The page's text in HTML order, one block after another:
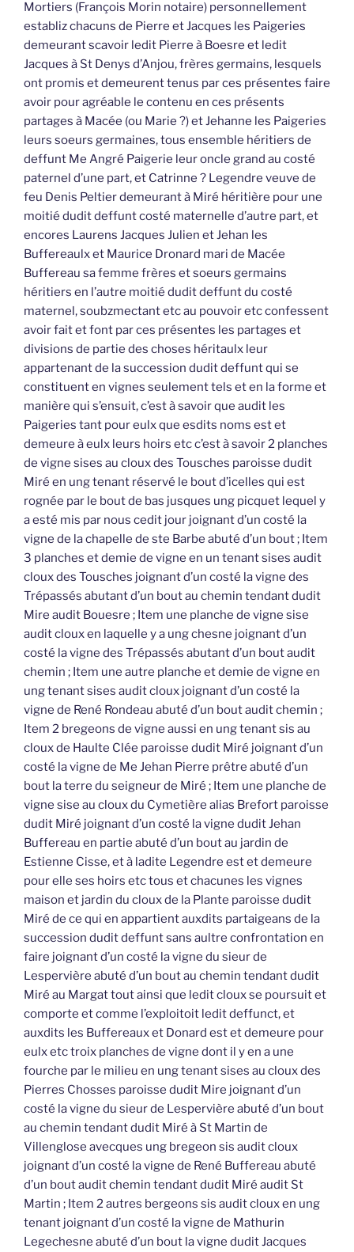
Mortiers (François Morin notaire) personnellement
establiz chacuns de Pierre et Jacques les Paigeries
demeurant scavoir ledit Pierre à Boesre et ledit
Jacques à St Denys d’Anjou, frères germains, lesquels
ont promis et demeurent tenus par ces présentes faire
avoir pour agréable le contenu en ces présents
partages à Macée (ou Marie ?) et Jehanne les Paigeries
leurs soeurs germaines, tous ensemble héritiers de
deffunt Me Angré Paigerie leur oncle grand au costé
paternel d’une part, et Catrinne ? Legendre veuve de
feu Denis Peltier demeurant à Miré héritière pour une
moitié dudit deffunt costé maternelle d’autre part, et
encores Laurens Jacques Julien et Jehan les
Buffereaulx et Maurice Dronard mari de Macée
Buffereau sa femme frères et soeurs germains
héritiers en l’autre moitié dudit deffunt du costé
maternel, soubzmectant etc au pouvoir etc confessent
avoir fait et font par ces présentes les partages et
divisions de partie des choses héritaulx leur
appartenant de la succession dudit deffunt qui se
constituent en vignes seulement tels et en la forme et
manière qui s’ensuit, c’est à savoir que audit les
Paigeries tant pour eulx que esdits noms est et
demeure à eulx leurs hoirs etc c’est à savoir 2 planches
de vigne sises au cloux des Tousches paroisse dudit
Miré en ung tenant réservé le bout d’icelles qui est
rognée par le bout de bas jusques ung picquet lequel y
a esté mis par nous cedit jour joignant d’un costé la
vigne de la chapelle de ste Barbe abuté d’un bout ; Item
3 planches et demie de vigne en un tenant sises audit
cloux des Tousches joignant d’un costé la vigne des
Trépassés abutant d’un bout au chemin tendant dudit
Mire audit Bouesre ; Item une planche de vigne sise
audit cloux en laquelle y a ung chesne joignant d’un
costé la vigne des Trépassés abutant d’un bout audit
chemin ; Item une autre planche et demie de vigne en
ung tenant sises audit cloux joignant d’un costé la
vigne de René Rondeau abuté d’un bout audit chemin ;
Item 2 bregeons de vigne aussi en ung tenant sis au
cloux de Haulte Clée paroisse dudit Miré joignant d’un
costé la vigne de Me Jehan Pierre prêtre abuté d’un
bout la terre du seigneur de Miré ; Item une planche de
vigne sise au cloux du Cymetière alias Brefort paroisse
dudit Miré joignant d’un costé la vigne dudit Jehan
Buffereau en partie abuté d’un bout au jardin de
Estienne Cisse, et à ladite Legendre est et demeure
pour elle ses hoirs etc tous et chacunes les vignes
maison et jardin du cloux de la Plante paroisse dudit
Miré de ce qui en appartient auxdits partaigeans de la
succession dudit deffunt sans aultre confrontation en
faire joignant d’un costé la vigne du sieur de
Lespervière abuté d’un bout au chemin tendant dudit
Miré au Margat tout ainsi que ledit cloux se poursuit et
comporte et comme l’exploitoit ledit deffunct, et
auxdits les Buffereaux et Donard est et demeure pour
eulx etc troix planches de vigne dont il y en a une
fourche par le milieu en ung tenant sises au cloux des
Pierres Chosses paroisse dudit Mire joignant d’un
costé la vigne du sieur de Lespervière abuté d’un bout
au chemin tendant dudit Miré à St Martin de
Villenglose avecques ung bregeon sis audit cloux
joignant d’un costé la vigne de René Buffereau abuté
d’un bout audit chemin tendant dudit Miré audit St
Martin ; Item 2 autres bergeons sis audit cloux en ung
tenant joignant d’un costé la vigne de Mathurin
Legechesne abuté d’un bout la vigne dudit Jacques